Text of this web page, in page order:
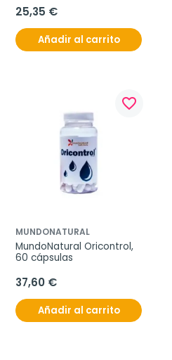
25,35 €
Añadir al carrito
favorite_border
MUNDONATURAL
MundoNatural Oricontrol,
60 cápsulas
37,60 €
Añadir al carrito